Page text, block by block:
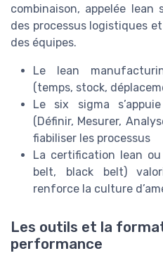
combinaison, appelée
des processus logistiques
des équipes.
Le lean
(temps, stock,
Le six sigma
(Définir, Mesurer,
fiabiliser les processus
La certification lean
belt, black belt)
renforce la culture
Les outils et la
performance